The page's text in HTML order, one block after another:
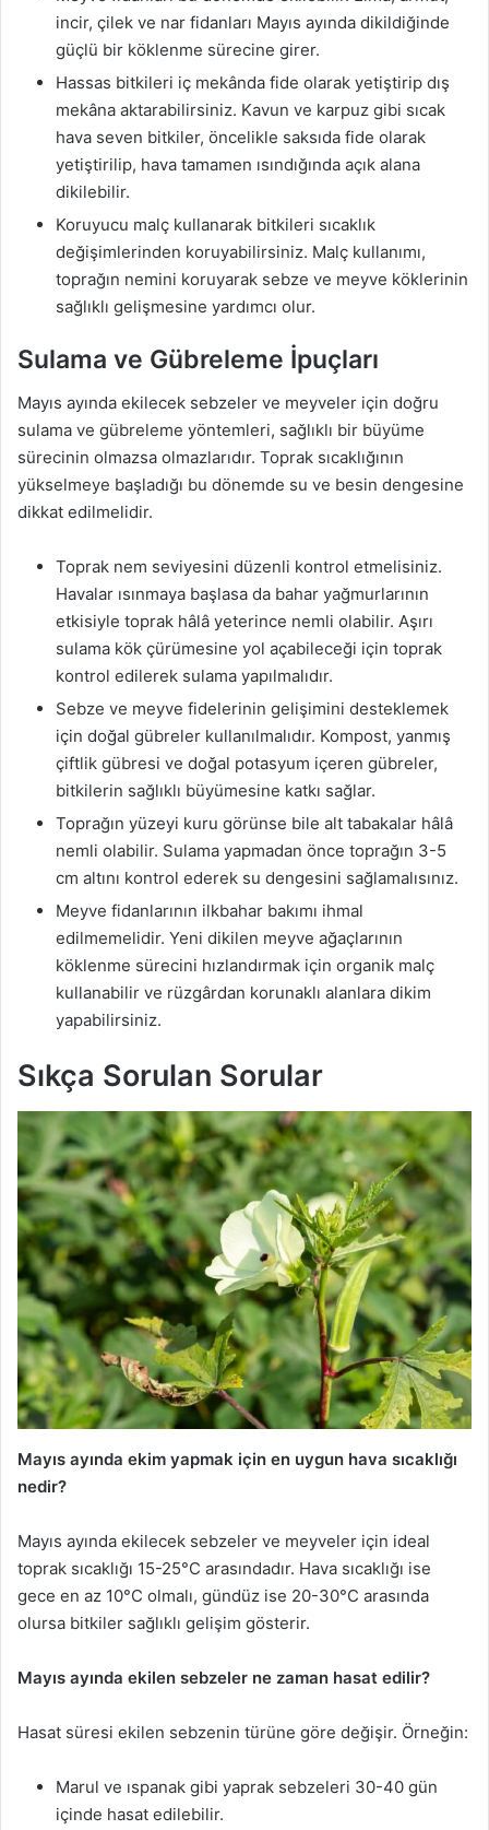
incir, çilek ve nar fidanları Mayıs ayında dikildiğinde
güçlü bir köklenme sürecine girer.
Hassas bitkileri iç mekânda fide olarak yetiştirip dış
mekâna aktarabilirsiniz. Kavun ve karpuz gibi sıcak
hava seven bitkiler, öncelikle saksıda fide olarak
yetiştirilip, hava tamamen ısındığında açık alana
dikilebilir.
Koruyucu malç kullanarak bitkileri sıcaklık
değişimlerinden koruyabilirsiniz. Malç kullanımı,
toprağın nemini koruyarak sebze ve meyve köklerinin
sağlıklı gelişmesine yardımcı olur.
Sulama ve Gübreleme İpuçları
Mayıs ayında ekilecek sebzeler ve meyveler için doğru
sulama ve gübreleme yöntemleri, sağlıklı bir büyüme
sürecinin olmazsa olmazlarıdır. Toprak sıcaklığının
yükselmeye başladığı bu dönemde su ve besin dengesine
dikkat edilmelidir.
Toprak nem seviyesini düzenli kontrol etmelisiniz.
Havalar ısınmaya başlasa da bahar yağmurlarının
etkisiyle toprak hâlâ yeterince nemli olabilir. Aşırı
sulama kök çürümesine yol açabileceği için toprak
kontrol edilerek sulama yapılmalıdır.
Sebze ve meyve fidelerinin gelişimini desteklemek
için doğal gübreler kullanılmalıdır. Kompost, yanmış
çiftlik gübresi ve doğal potasyum içeren gübreler,
bitkilerin sağlıklı büyümesine katkı sağlar.
Toprağın yüzeyi kuru görünse bile alt tabakalar hâlâ
nemli olabilir. Sulama yapmadan önce toprağın 3-5
cm altını kontrol ederek su dengesini sağlamalısınız.
Meyve fidanlarının ilkbahar bakımı ihmal
edilmemelidir. Yeni dikilen meyve ağaçlarının
köklenme sürecini hızlandırmak için organik malç
kullanabilir ve rüzgârdan korunaklı alanlara dikim
yapabilirsiniz.
Sıkça Sorulan Sorular
Mayıs ayında ekim yapmak için en uygun hava sıcaklığı
nedir?
Mayıs ayında ekilecek sebzeler ve meyveler için ideal
toprak sıcaklığı 15-25°C arasındadır. Hava sıcaklığı ise
gece en az 10°C olmalı, gündüz ise 20-30°C arasında
olursa bitkiler sağlıklı gelişim gösterir.
Mayıs ayında ekilen sebzeler ne zaman hasat edilir?
Hasat süresi ekilen sebzenin türüne göre değişir. Örneğin:
Marul ve ıspanak gibi yaprak sebzeleri 30-40 gün
içinde hasat edilebilir.